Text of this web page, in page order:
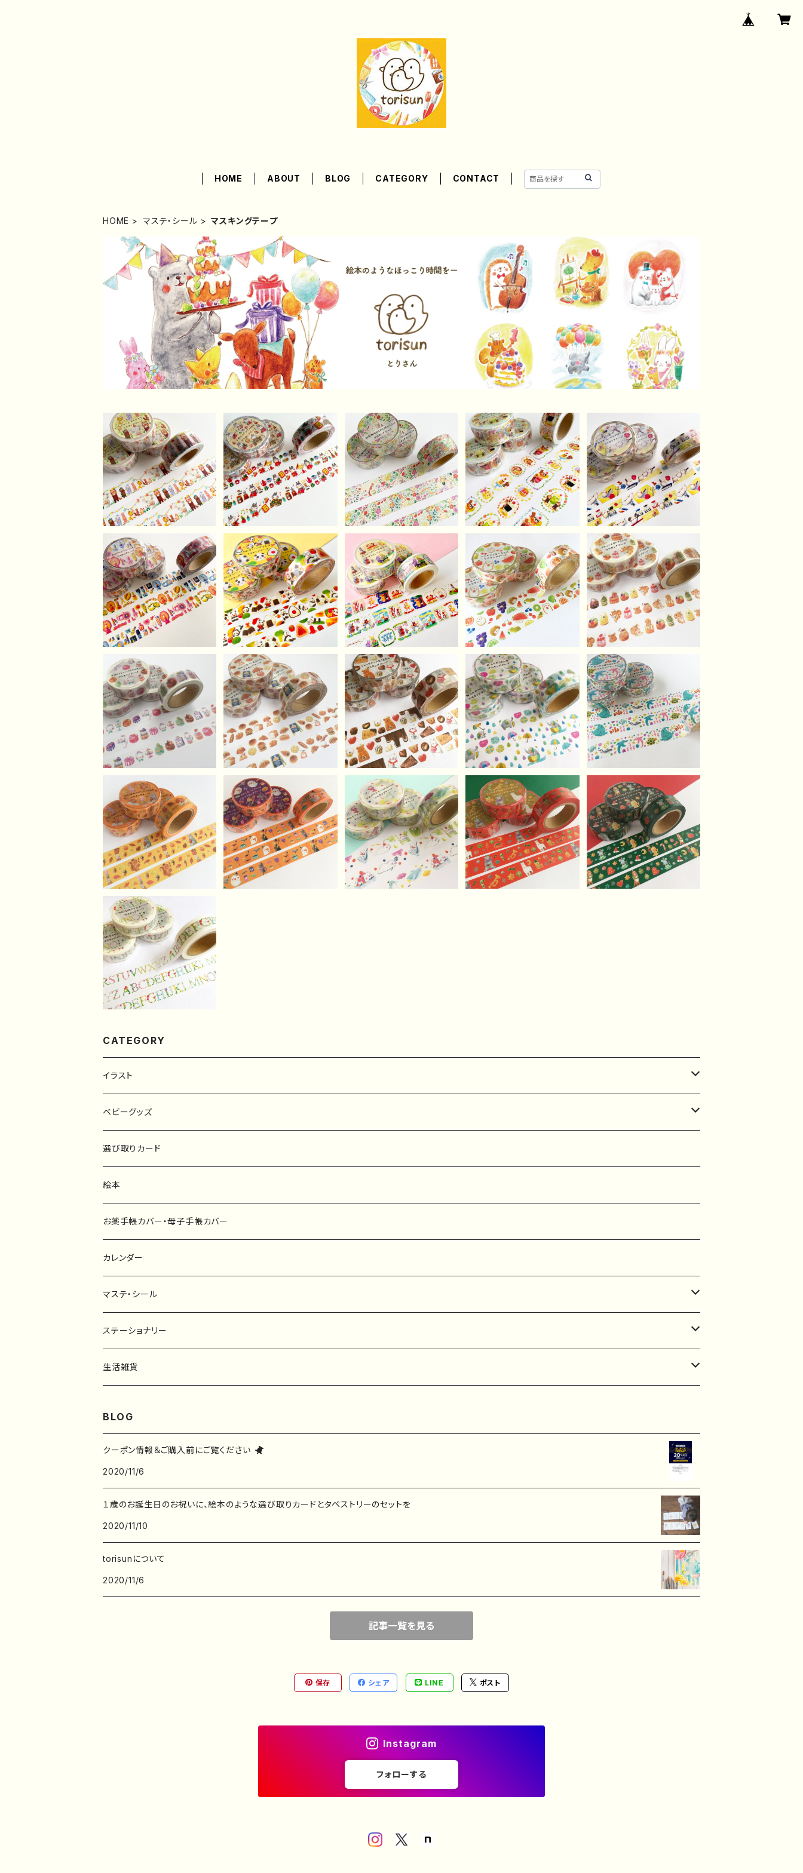
HOME ABOUT BLOG CATEGORY CONTACT
HOME マステ・シール マスキングテープ
ぎゅっとありがとうマス
キングテープ
¥680
こねこのナップの休日マ
スキングテープ
¥620
お花畑のかくれんぼどう
ぶつマスキングテープ
¥680
森の喫茶店なマスキング
テープ
¥680
おてがみシマエナガさん
のマスキングテープ
¥620
おめかしどうぶつたちの
マスキングテープ
¥620
おにぎりパンダさんなマ
スキングテープ
¥620
どうぶつたちの音楽会な
マスキングテープ
¥680
ハリネズミなくだものマ
スキングテープ
¥620
パティシエなリスさんの
マスキングテープ
¥620
マカロンショップなネコ
さんのマスキングテープ
¥620
SOLD OUT
わんこなパン屋さんのマ
スキングテープ
¥620
SOLD OUT
ショコラティエなくまさ
んマスキングテープ
¥620
雨ふりぞうさんなマスキ
ングテープ
¥620
きらきら海のなかまのマ
スキングテープ
¥620
SOLD OUT
〇〇な秋のどうぶつたち
のマスキングテープ
¥620
おかしなハロウィンのマ
スキングテープ
¥620
ひんやりスイーツどうぶ
つのマスキングテープ
¥620
SOLD OUT
赤いクリスマスなどうぶ
つたちのマスキングテー
プ
¥620
緑のクリスマスなどうぶ
つたちのマスキングテー
プ
¥620
いろどりお花のアルファ
ベットマスキングテープ
¥620
CATEGORY
イラスト
原画
ポスター
ファブリックボード
キーホルダー
ポストカード
ベビーグッズ
マタニティーマーク
選び取りカード
カーステッカー
タペストリー
選び取りカード
絵本
お薬手帳カバー・母子手帳カバー
カレンダー
マステ・シール
マスキングテープ
フレークシール
ステーショナリー
一筆箋
ポストカード
生活雑貨
子ども服
BLOG
クーポン情報＆ご購入前にご覧ください
2020/11/6
１歳のお誕生日のお祝いに、絵本のような選び取りカードとタペストリーのセットを
2020/11/10
torisunについて
2020/11/6
記事一覧を見る
保存 シェア LINE ポスト
Instagram
フォローする